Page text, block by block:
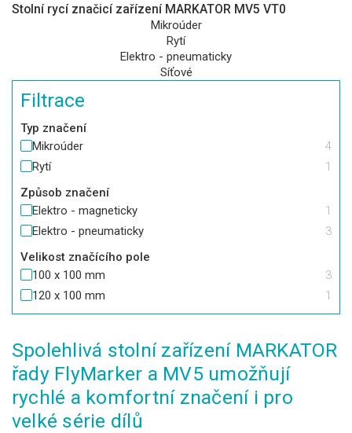
Filtrace
Typ značení
Mikroúder
4
Rytí
1
Způsob značení
Elektro - magneticky
1
Elektro - pneumaticky
3
Velikost značícího pole
100 x 100 mm
3
120 x 100 mm
1
Stolní rycí značicí zařízení MARKATOR MV5 VT0
Mikroúder
Rytí
Elektro - pneumaticky
Síťové
Spolehlivá stolní zařízení MARKATOR
řady FlyMarker a MV5 umožňují
rychlé a komfortní značení i pro
velké série dílů